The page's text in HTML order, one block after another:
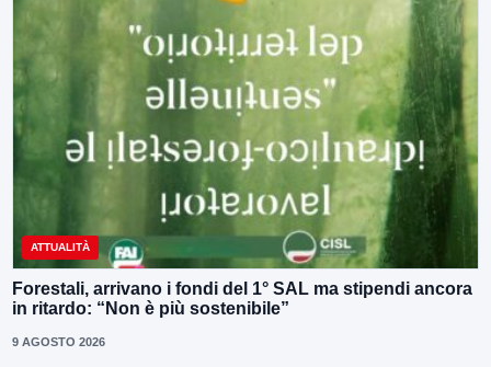
ATTUALITÀ
Forestali, arrivano i fondi del 1° SAL ma stipendi ancora
in ritardo: “Non è più sostenibile”
9 AGOSTO 2026